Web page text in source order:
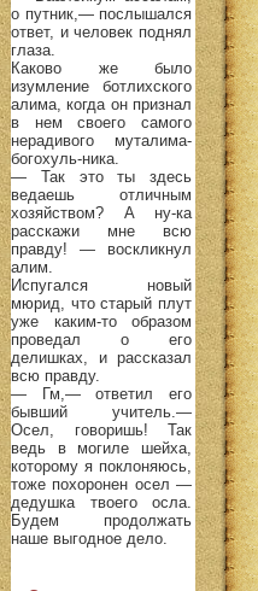
о путник,— послышался
ответ, и человек поднял
глаза.
Каково же было
изумление ботлихского
алима, когда он признал
в нем своего самого
нерадивого муталима-
богохуль-ника.
— Так это ты здесь
ведаешь отличным
хозяйством? А ну-ка
расскажи мне всю
правду! — воскликнул
алим.
Испугался новый
мюрид, что старый плут
уже каким-то образом
проведал о его
делишках, и рассказал
всю правду.
— Гм,— ответил его
бывший учитель.—
Осел, говоришь! Так
ведь в могиле шейха,
которому я поклоняюсь,
тоже похоронен осел —
дедушка твоего осла.
Будем продолжать
наше выгодное дело.